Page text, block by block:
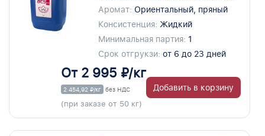
Аромат: Ориентальный, пряный
Консистенция: Жидкий
Минимальная партия: 1
Срок отгрукзи: от 6 до 23 дней
От 2 995 ₽/кг
2 454,92 ₽/кг без НДС
(при заказе от 50 кг)
Добавить в корзину